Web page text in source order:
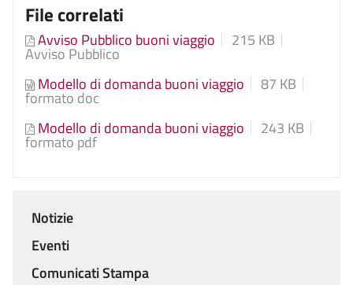
File correlati
Avviso Pubblico buoni viaggio 215 KB
Avviso Pubblico
Modello di domanda buoni viaggio
87 KB
formato doc
Modello di domanda buoni viaggio
243 KB
formato pdf
Menu
Notizie
Eventi
Comunicati Stampa